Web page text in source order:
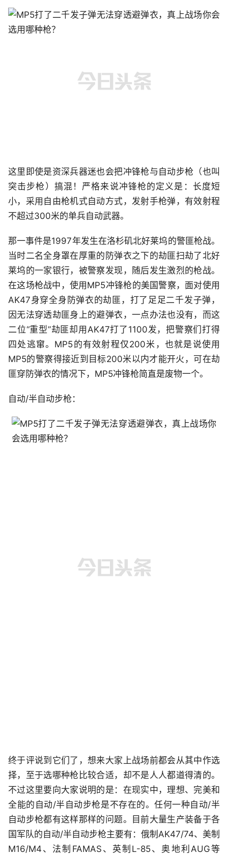
这里即使是资深兵器迷也会把冲锋枪与自动步枪（也叫
突击步枪）搞混！严格来说冲锋枪的定义是：长度短
小，采用自由枪机式自动方式，发射手枪弹，有效射程
不超过300米的单兵自动武器。
那一事件是1997年发生在洛杉矶北好莱坞的警匪枪战。
当时二名全身罩在厚重的防弹衣之下的劫匪扫劫了北好
莱坞的一家银行，被警察发现，随后发生激烈的枪战。
在这场枪战中，使用MP5冲锋枪的美国警察，面对使用
AK47身穿全身防弹衣的劫匪，打了足足二千发子弹，
因无法穿透劫匪身上的避弹衣，一点办法也没有，而这
二位“重型”劫匪却用AK47打了1100发，把警察们打得
四处逃窜。MP5的有效射程仅200米，也就是说使用
MP5的警察得接近到目标200米以内才能开火，可在劫
匪穿防弹衣的情况下，MP5冲锋枪简直是废物一个。
自动/半自动步枪：
终于评说到它们了，想来大家上战场前都会从其中作选
择，至于选哪种枪比较合适，却不是人人都道得清的。
不过这里要向大家说明的是：在现实中，理想、完美和
全能的自动/半自动步枪是不存在的。任何一种自动/半
自动步枪都有这样那样的问题。目前大量生产装备于各
国军队的自动/半自动步枪主要有：俄制AK47/74、美制
M16/M4、法制FAMAS、英制L-85、奥地利AUG等